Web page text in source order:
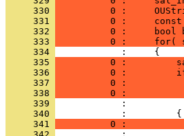
     330
0 :
     331
0 :
     332
0 :     bool
     333
0 :     for(
     334
     335
0 :
     336
0 :
     337
0 :
     338
0 :
     339
     340
     341
0 :